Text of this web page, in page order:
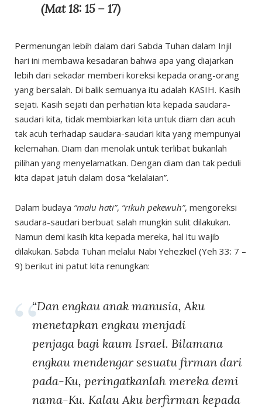
(Mat 18: 15 – 17)
Permenungan lebih dalam dari Sabda Tuhan dalam Injil
hari ini membawa kesadaran bahwa apa yang diajarkan
lebih dari sekadar memberi koreksi kepada orang-orang
yang bersalah. Di balik semuanya itu adalah KASIH. Kasih
sejati. Kasih sejati dan perhatian kita kepada saudara-
saudari kita, tidak membiarkan kita untuk diam dan acuh
tak acuh terhadap saudara-saudari kita yang mempunyai
kelemahan. Diam dan menolak untuk terlibat bukanlah
pilihan yang menyelamatkan. Dengan diam dan tak peduli
kita dapat jatuh dalam dosa “kelalaian”.
Dalam budaya “malu hati”, “rikuh pekewuh”, mengoreksi
saudara-saudari berbuat salah mungkin sulit dilakukan.
Namun demi kasih kita kepada mereka, hal itu wajib
dilakukan. Sabda Tuhan melalui Nabi Yehezkiel (Yeh 33: 7 –
9) berikut ini patut kita renungkan:
“Dan engkau anak manusia, Aku
menetapkan engkau menjadi
penjaga bagi kaum Israel. Bilamana
engkau mendengar sesuatu firman dari
pada-Ku, peringatkanlah mereka demi
nama-Ku. Kalau Aku berfirman kepada